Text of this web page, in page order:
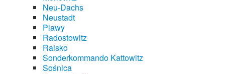
Neu-Dachs
Neustadt
Plawy
Radostowitz
Raisko
Sonderkommando Kattowitz
Sośnica